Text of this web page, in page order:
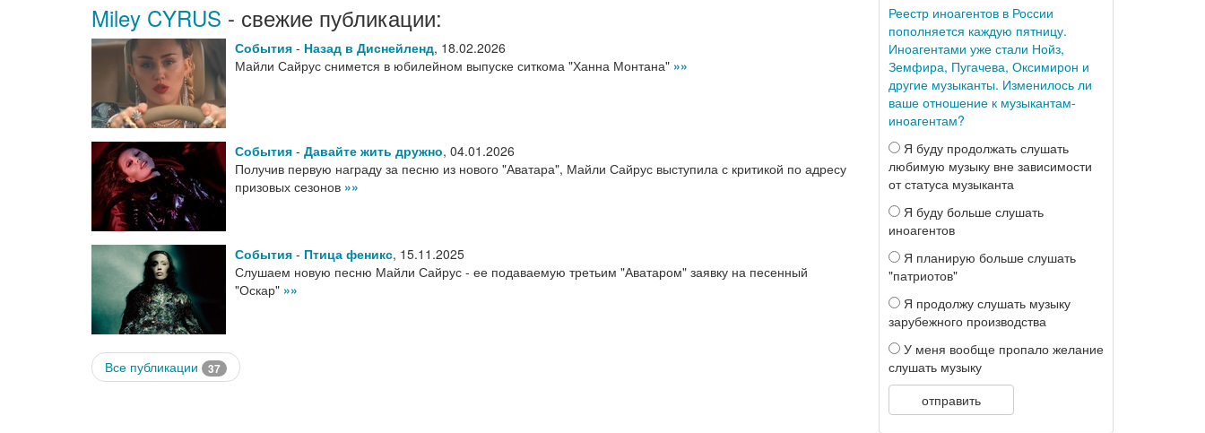
Miley CYRUS - свежие публикации:
События - Назад в Диснейленд, 18.02.2026
Майли Сайрус снимется в юбилейном выпуске ситкома "Ханна Монтана" »»
События - Давайте жить дружно, 04.01.2026
Получив первую награду за песню из нового "Аватара", Майли Сайрус выступила с критикой по адресу
призовых сезонов »»
События - Птица феникс, 15.11.2025
Слушаем новую песню Майли Сайрус - ее подаваемую третьим "Аватаром" заявку на песенный
"Оскар" »»
Все публикации 37
Реестр иноагентов в России
пополняется каждую пятницу.
Иноагентами уже стали Нойз,
Земфира, Пугачева, Оксимирон и
другие музыканты. Изменилось ли
ваше отношение к музыкантам-
иноагентам?
Я буду продолжать слушать
любимую музыку вне зависимости
от статуса музыканта
Я буду больше слушать
иноагентов
Я планирую больше слушать
"патриотов"
Я продолжу слушать музыку
зарубежного производства
У меня вообще пропало желание
слушать музыку
отправить